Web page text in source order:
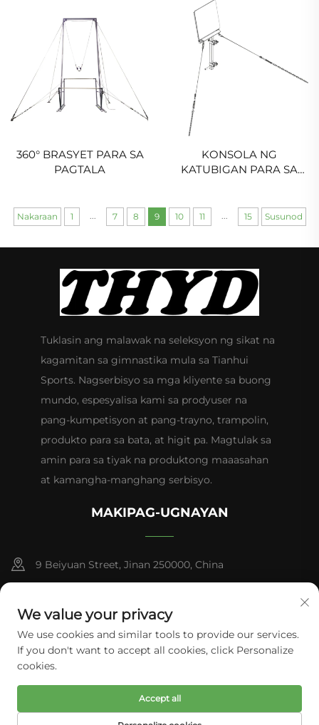
360° BRASYET PARA SA
PAGTALA
KONSOLA NG
KATUBIGAN PARA SA
Nakaraan 1 7 8 9 10 11 15 Susunod
Tuklasin ang malawak na seleksyon ng sikat na
kagamitan sa gimnastika mula sa Tianhui
Sports. Nagserbisyo sa mga kliyente sa buong
mundo, espesyalisa kami sa prodyuser na
pang-kumpetisyon at pang-trayno, trampolin,
produkto para sa bata, at higit pa. Magtulak sa
amin para sa tiyak na produktong maaasahan
at kamangha-manghang serbisyo.
MAKIPAG-UGNAYAN
9 Beiyuan Street, Jinan 250000, China
[email protected]
Karapatan sa pagmamay-ari © 2026 Tianhui Sports. Lahat ng
karapatan ay nakalaan. Patakaran sa Pagkapribado
We value your privacy
We use cookies and similar tools to provide our services.
If you don't want to accept all cookies, click Personalize
cookies.
Accept all